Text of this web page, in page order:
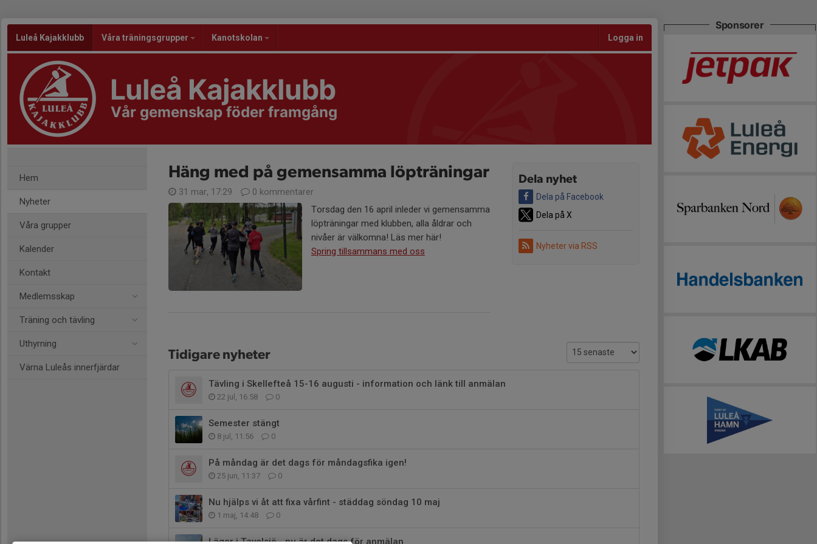
Luleå Kajakklubb Våra träningsgrupper Kanotskolan Logga in
Luleå Kajakklubb
Vår gemenskap föder framgång
Hem
Nyheter
Våra grupper
Kalender
Kontakt
Medlemsskap
Träning och tävling
Uthyrning
Värna Luleås innerfjärdar
Dela nyhet
Dela på Facebook
Dela på X
Nyheter via RSS
Häng med på gemensamma löpträningar
31 mar, 17:29
0 kommentarer
Torsdag den 16 april inleder vi gemensamma
löpträningar med klubben, alla åldrar och
nivåer är välkomna! Läs mer här!
Spring tillsammans med oss
Tidigare nyheter
Tävling i Skellefteå 15-16 augusti - information och länk till anmälan
22 jul, 16:58 0
Semester stängt
8 jul, 11:56 0
På måndag är det dags för måndagsfika igen!
25 jun, 11:37 0
Nu hjälps vi åt att fixa vårfint - städdag söndag 10 maj
1 maj, 14:48 0
Läger i Tavelsjö - nu är det dags för anmälan
Sponsorer